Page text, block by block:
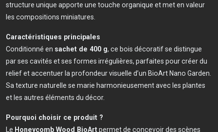
structure unique apporte une touche organique et met en valeur
les compositions miniatures.
Caractéristiques principales
Conditionné en sachet de 400 g, ce bois décoratif se distingue
par ses cavités et ses formes irrégulières, parfaites pour créer du
relief et accentuer la profondeur visuelle d’un BioArt Nano Garden.
Sa texture naturelle se marie harmonieusement avec les plantes
et les autres éléments du décor.
Pourquoi choisir ce produit ?
Le Honeycomb Wood BioArtpermet de concevoir des scènes